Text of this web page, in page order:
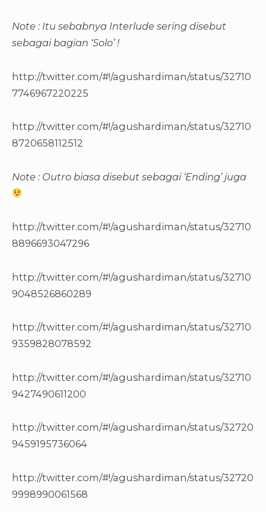
Note : Itu sebabnya Interlude sering disebut
sebagai bagian ‘Solo’ !
http://twitter.com/#!/agushardiman/status/32710
7746967220225
http://twitter.com/#!/agushardiman/status/32710
8720658112512
Note : Outro biasa disebut sebagai ‘Ending’ juga
http://twitter.com/#!/agushardiman/status/32710
8896693047296
http://twitter.com/#!/agushardiman/status/32710
9048526860289
http://twitter.com/#!/agushardiman/status/32710
9359828078592
http://twitter.com/#!/agushardiman/status/32710
9427490611200
http://twitter.com/#!/agushardiman/status/32720
9459195736064
http://twitter.com/#!/agushardiman/status/32720
9998990061568